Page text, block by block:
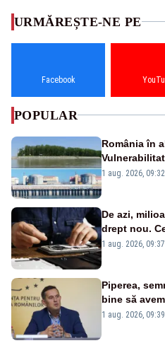
URMĂREȘTE-NE PE
Facebook
POPULAR
România în
în pericol
1 aug. 2026, 09:32
De azi,
drept nou.
un produs
1 aug. 2026, 09:37
Piperea,
bine să
alertei
1 aug. 2026, 09:39